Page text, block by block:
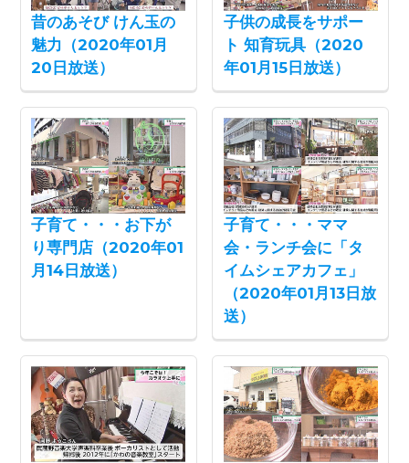
昔のあそび けん玉の
魅力（2020年01月
20日放送）
子供の成長をサポー
ト 知育玩具（2020
年01月15日放送）
子育て・・・お下が
り専門店（2020年01
月14日放送）
子育て・・・ママ
会・ランチ会に「タ
イムシェアカフェ」
（2020年01月13日放
送）